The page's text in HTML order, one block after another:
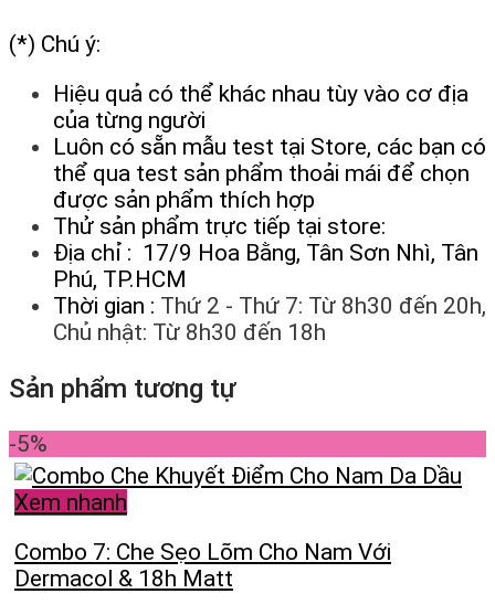
(*) Chú ý:
Hiệu quả có thể khác nhau tùy vào cơ địa
của từng người
Luôn có sẵn mẫu test tại Store, các bạn có
thể qua test sản phẩm thoải mái để chọn
được sản phẩm thích hợp
Thử sản phẩm trực tiếp tại store:
Địa chỉ : 17/9 Hoa Bằng, Tân Sơn Nhì, Tân
Phú, TP.HCM
Thời gian : Thứ 2 - Thứ 7: Từ 8h30 đến 20h,
Chủ nhật: Từ 8h30 đến 18h
Sản phẩm tương tự
-5%
Xem nhanh
Combo 7: Che Sẹo Lõm Cho Nam Với
Dermacol & 18h Matt